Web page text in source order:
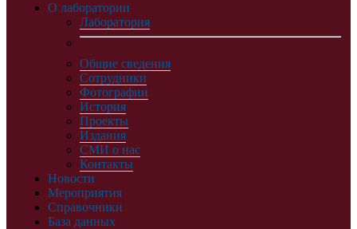
О лаборатории
Лаборатория
Общие сведения
Сотрудники
Фотографии
История
Проекты
Издания
СМИ о нас
Контакты
Новости
Мероприятия
Справочники
База данных